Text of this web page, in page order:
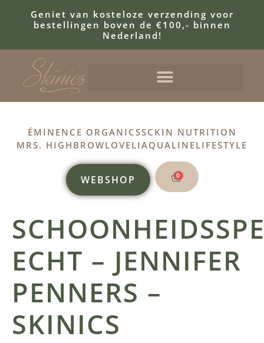
Geniet van kosteloze verzending voor
bestellingen boven de €100,- binnen
Nederland!
ÉMINENCE ORGANICSSCKIN NUTRITION
MRS. HIGHBROWLOVELIAQUALINELIFESTYLE
WEBSHOP 0
ECHT – JENNIFER
PENNERS –
SKINICS